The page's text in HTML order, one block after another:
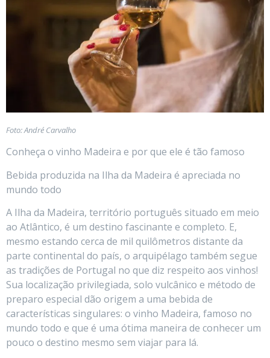
Foto: André Carvalho
Conheça o vinho Madeira e por que ele é tão famoso
Bebida produzida na Ilha da Madeira é apreciada no
mundo todo
A Ilha da Madeira, território português situado em meio
ao Atlântico, é um destino fascinante e completo. E,
mesmo estando cerca de mil quilômetros distante da
parte continental do país, o arquipélago também segue
as tradições de Portugal no que diz respeito aos vinhos!
Sua localização privilegiada, solo vulcânico e método de
preparo especial dão origem a uma bebida de
características singulares: o vinho Madeira, famoso no
mundo todo e que é uma ótima maneira de conhecer um
pouco o destino mesmo sem viajar para lá.